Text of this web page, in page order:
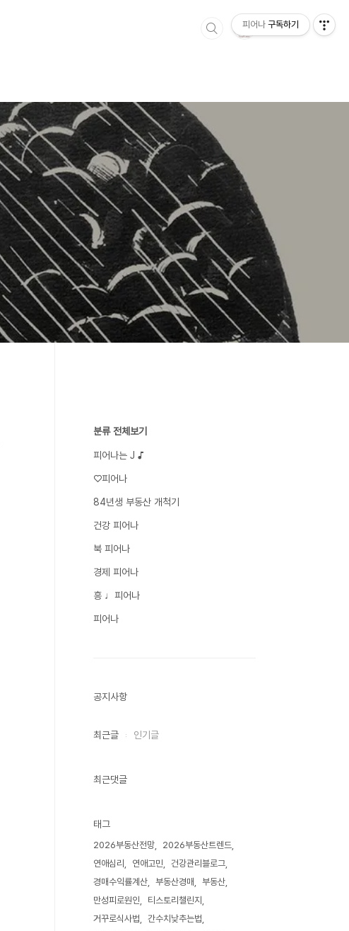
분류 전체보기
피어나는 J ♪
♡피어나
84년생 부동산 개척기
건강 피어나
북 피어나
경제 피어나
흥 ♩피어나
피어나
공지사항
최근글 인기글
최근댓글
태그
2026부동산전망
2026부동산트렌드
연애심리
연애고민
건강관리블로그
경매수익률계산
부동산경매
부동산
만성피로원인
티스토리챌린지
거꾸로식사법
간수치낮추는법
피어나 구독하기